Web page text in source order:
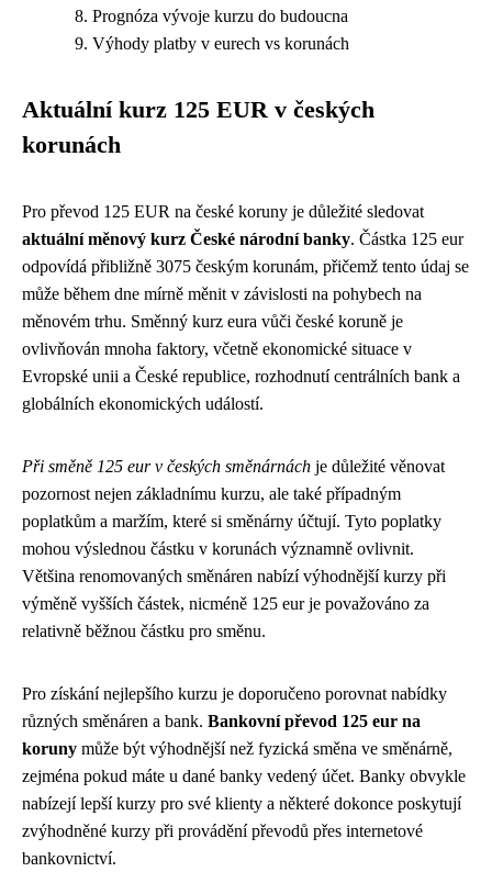
Prognóza vývoje kurzu do budoucna
Výhody platby v eurech vs korunách
Aktuální kurz 125 EUR v českých
korunách
Pro převod 125 EUR na české koruny je důležité sledovat
aktuální měnový kurz České národní banky. Částka 125 eur
odpovídá přibližně 3075 českým korunám, přičemž tento údaj se
může během dne mírně měnit v závislosti na pohybech na
měnovém trhu. Směnný kurz eura vůči české koruně je
ovlivňován mnoha faktory, včetně ekonomické situace v
Evropské unii a České republice, rozhodnutí centrálních bank a
globálních ekonomických událostí.
Při směně 125 eur v českých směnárnách je důležité věnovat
pozornost nejen základnímu kurzu, ale také případným
poplatkům a maržím, které si směnárny účtují. Tyto poplatky
mohou výslednou částku v korunách významně ovlivnit.
Většina renomovaných směnáren nabízí výhodnější kurzy při
výměně vyšších částek, nicméně 125 eur je považováno za
relativně běžnou částku pro směnu.
Pro získání nejlepšího kurzu je doporučeno porovnat nabídky
různých směnáren a bank. Bankovní převod 125 eur na
koruny může být výhodnější než fyzická směna ve směnárně,
zejména pokud máte u dané banky vedený účet. Banky obvykle
nabízejí lepší kurzy pro své klienty a některé dokonce poskytují
zvýhodněné kurzy při provádění převodů přes internetové
bankovnictví.